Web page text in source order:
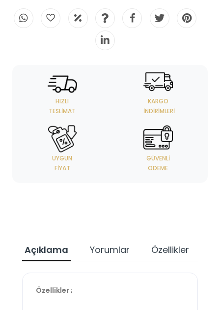
HIZLI
TESLIMAT
KARGO
İNDIRIMLERI
UYGUN
FIYAT
GÜVENLI
ÖDEME
Açıklama Yorumlar Özellikler
Özellikler ;